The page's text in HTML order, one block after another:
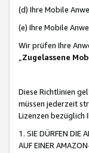
(d) Ihre Mobile
(e) Ihre Mobile
Wir prüfen Ihre
„Zugelassene
Diese Richtlinien
müssen jederzeit
Lizenzen bezüglich
1. SIE DÜRFEN DIE
AUF EINER